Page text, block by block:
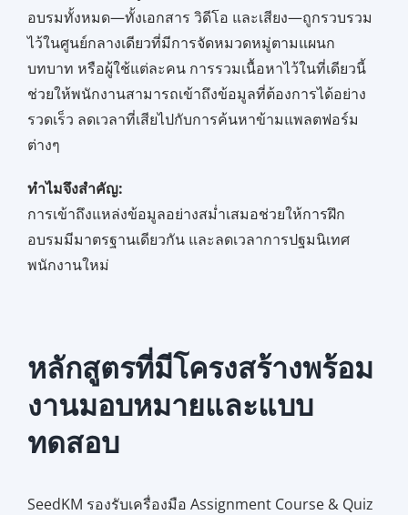
อบรมทั้งหมด—ทั้งเอกสาร วิดีโอ และเสียง—ถูกรวบรวม
ไว้ในศูนย์กลางเดียวที่มีการจัดหมวดหมู่ตามแผนก
บทบาท หรือผู้ใช้แต่ละคน การรวมเนื้อหาไว้ในที่เดียวนี้
ช่วยให้พนักงานสามารถเข้าถึงข้อมูลที่ต้องการได้อย่าง
รวดเร็ว ลดเวลาที่เสียไปกับการค้นหาข้ามแพลตฟอร์ม
ต่างๆ
ทำไมจึงสำคัญ:
การเข้าถึงแหล่งข้อมูลอย่างสม่ำเสมอช่วยให้การฝึก
อบรมมีมาตรฐานเดียวกัน และลดเวลาการปฐมนิเทศ
พนักงานใหม่
หลักสูตรที่มีโครงสร้างพร้อม
งานมอบหมายและแบบ
ทดสอบ
SeedKM รองรับเครื่องมือ Assignment Course & Quiz